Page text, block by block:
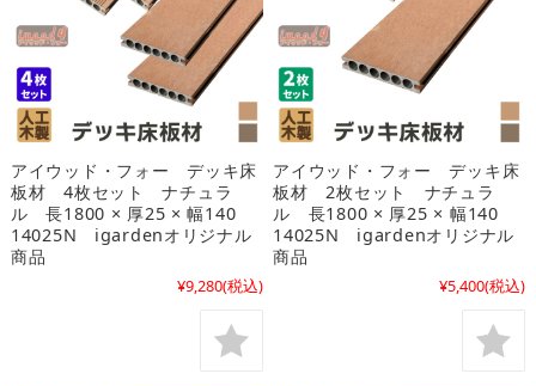
アイウッド・フォー デッキ床
板材 4枚セット ナチュラ
ル 長1800 × 厚25 × 幅140
14025N igardenオリジナル
商品
¥9,280(税込)
アイウッド・フォー デッキ床
板材 2枚セット ナチュラ
ル 長1800 × 厚25 × 幅140
14025N igardenオリジナル
商品
¥5,400(税込)